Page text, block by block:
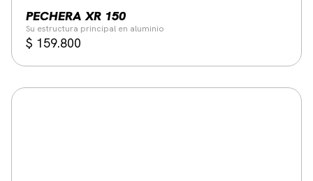
PECHERA XR 150
Su estructura principal en aluminio
$ 159.800